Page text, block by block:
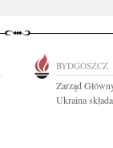
BYDGOSZCZ
Zarząd
Ukraina